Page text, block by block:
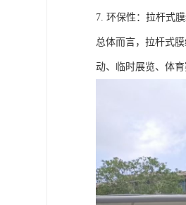
7. 环保性：拉杆式
总体而言，拉杆式
动、临时展览、体育